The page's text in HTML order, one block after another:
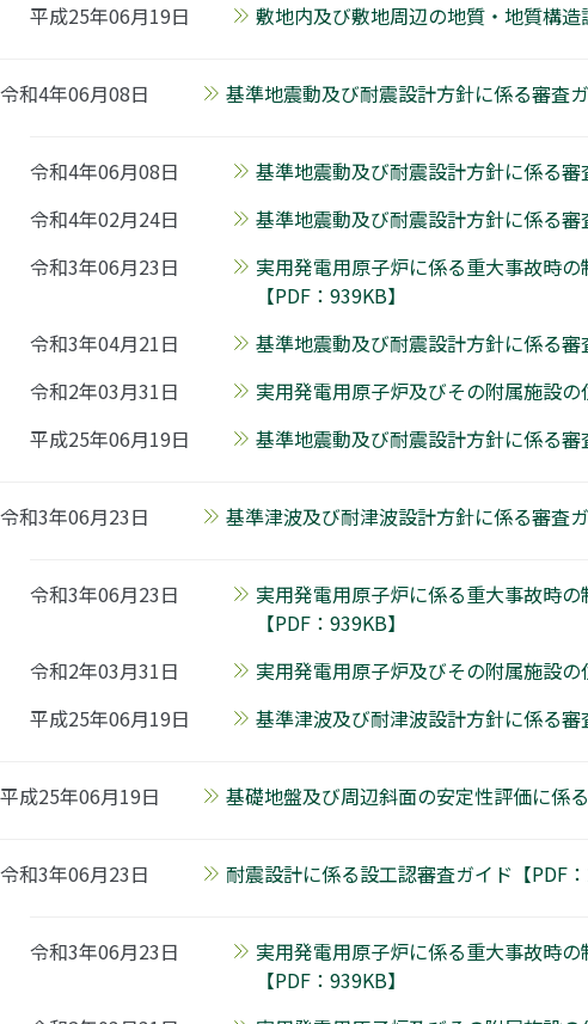
平成25年06月19日
敷地内及び敷地周辺の地質・地質構造
令和4年06月08日 基準地震動及び耐震設計方針に係る審査
令和4年06月08日
基準地震動及び耐震設計方針に係る審
令和4年02月24日
基準地震動及び耐震設計方針に係る審
令和3年06月23日
実用発電用原子炉に係る重大事故時
【PDF：939KB】
令和3年04月21日
基準地震動及び耐震設計方針に係る審
令和2年03月31日
実用発電用原子炉及びその附属施設
平成25年06月19日
基準地震動及び耐震設計方針に係る審
令和3年06月23日 基準津波及び耐津波設計方針に係る審査
令和3年06月23日
実用発電用原子炉に係る重大事故時
【PDF：939KB】
令和2年03月31日
実用発電用原子炉及びその附属施設
平成25年06月19日
基準津波及び耐津波設計方針に係る審
平成25年06月19日 基礎地盤及び周辺斜面の安定性評価に係
令和3年06月23日 耐震設計に係る設工認審査ガイド【PDF：
令和3年06月23日
実用発電用原子炉に係る重大事故時
【PDF：939KB】